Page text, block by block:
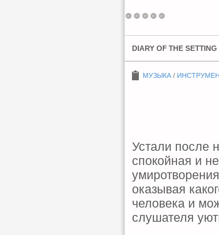
DIARY OF THE SETTING
МУЗЫКА /
Устали после
спокойная и
оказывая
человека и
слушателя